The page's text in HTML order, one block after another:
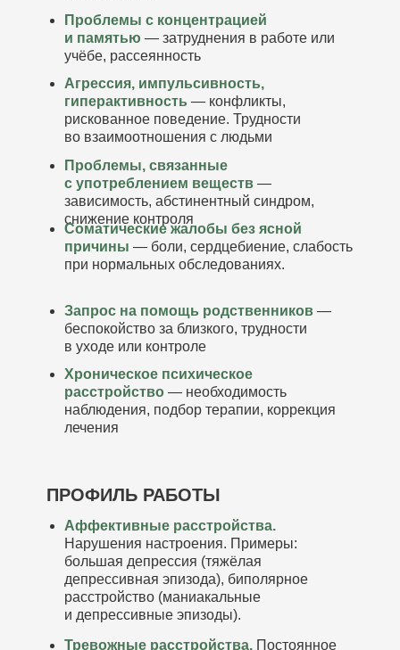
Агрессия, импульсивность,
гиперактивность — конфликты,
рискованное поведение. Трудности
во взаимоотношения с людьми
Проблемы, связанные
с употреблением веществ —
зависимость, абстинентный синдром,
снижение контроля
Запрос на помощь родственников —
беспокойство за близкого, трудности
в уходе или контроле
Хроническое психическое
расстройство — необходимость
наблюдения, подбор терапии, коррекция
лечения
Соматические жалобы без ясной
причины — боли, сердцебиение, слабость
при нормальных обследованиях.
Проблемы с концентрацией
и памятью — затруднения в работе или
учёбе, рассеянность
ПРОФИЛЬ РАБОТЫ
Аффективные расстройства.
Нарушения настроения. Примеры:
большая депрессия (тяжёлая
депрессивная эпизода), биполярное
расстройство (маниакальные
и депрессивные эпизоды).
Тревожные расстройства. Постоянное